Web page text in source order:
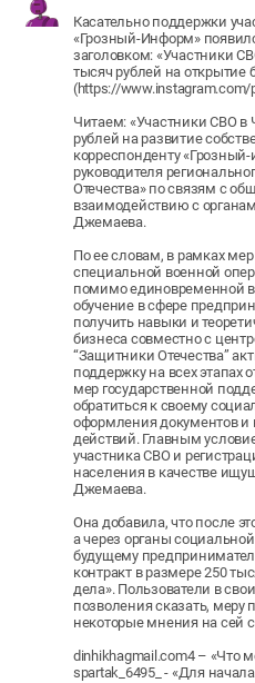
Касательно поддержки
«Грозный-Информ»
заголовком: «Участники
тысяч рублей на открытие
(https://www.instagram.com/
Читаем: «Участники СВО в
рублей на развитие
корреспонденту
руководителя
Отечества» по связям с
взаимодействию с
Джемаева.
По ее словам, в рамках
специальной военной
помимо единовременной
обучение в сфере
получить навыки и
бизнеса совместно с
“Защитники Отечества”
поддержку на всех этапах
мер государственной
обратиться к своему
оформления документов
действий. Главным
участника СВО и
населения в качестве
Джемаева.
Она добавила, что после
а через органы
будущему
контракт в размере 250
дела». Пользователи в
позволения сказать, меру
некоторые мнения на сей
dinhikhagmail.com4 – «Что
spartak_6495_ - «Для